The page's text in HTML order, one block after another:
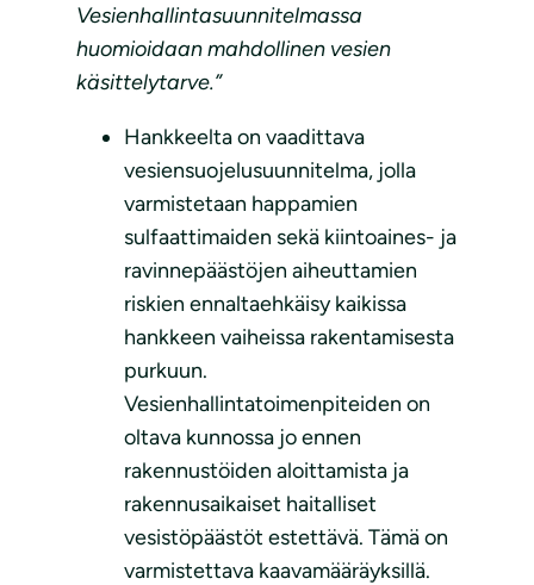
Vesienhallintasuunnitelmassa
huomioidaan mahdollinen vesien
käsittelytarve.”
Hankkeelta on vaadittava
vesiensuojelusuunnitelma, jolla
varmistetaan happamien
sulfaattimaiden sekä kiintoaines- ja
ravinnepäästöjen aiheuttamien
riskien ennaltaehkäisy kaikissa
hankkeen vaiheissa rakentamisesta
purkuun.
Vesienhallintatoimenpiteiden on
oltava kunnossa jo ennen
rakennustöiden aloittamista ja
rakennusaikaiset haitalliset
vesistöpäästöt estettävä. Tämä on
varmistettava kaavamääräyksillä.